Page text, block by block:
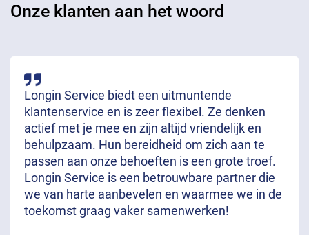
Onze klanten aan het woord
Longin Service biedt een uitmuntende
klantenservice en is zeer flexibel. Ze denken
actief met je mee en zijn altijd vriendelijk en
behulpzaam. Hun bereidheid om zich aan te
passen aan onze behoeften is een grote troef.
Longin Service is een betrouwbare partner die
we van harte aanbevelen en waarmee we in de
toekomst graag vaker samenwerken!